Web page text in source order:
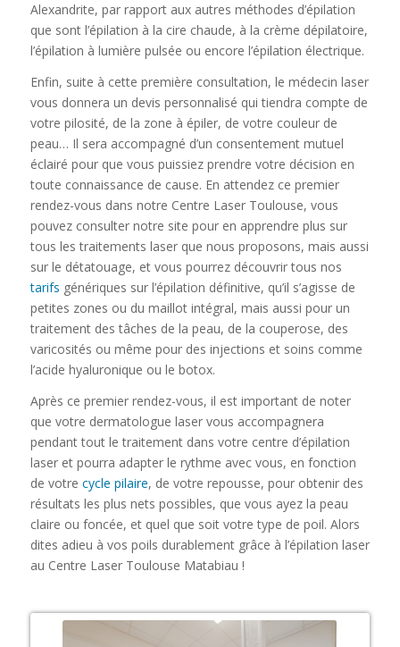
Alexandrite, par rapport aux autres méthodes d’épilation
que sont l’épilation à la cire chaude, à la crème dépilatoire,
l’épilation à lumière pulsée ou encore l’épilation électrique.
Enfin, suite à cette première consultation, le médecin laser
vous donnera un devis personnalisé qui tiendra compte de
votre pilosité, de la zone à épiler, de votre couleur de
peau… Il sera accompagné d’un consentement mutuel
éclairé pour que vous puissiez prendre votre décision en
toute connaissance de cause. En attendez ce premier
rendez-vous dans notre Centre Laser Toulouse, vous
pouvez consulter notre site pour en apprendre plus sur
tous les traitements laser que nous proposons, mais aussi
sur le détatouage, et vous pourrez découvrir tous nos
tarifs génériques sur l’épilation définitive, qu’il s’agisse de
petites zones ou du maillot intégral, mais aussi pour un
traitement des tâches de la peau, de la couperose, des
varicosités ou même pour des injections et soins comme
l’acide hyaluronique ou le botox.
Après ce premier rendez-vous, il est important de noter
que votre dermatologue laser vous accompagnera
pendant tout le traitement dans votre centre d’épilation
laser et pourra adapter le rythme avec vous, en fonction
de votre cycle pilaire, de votre repousse, pour obtenir des
résultats les plus nets possibles, que vous ayez la peau
claire ou foncée, et quel que soit votre type de poil. Alors
dites adieu à vos poils durablement grâce à l’épilation laser
au Centre Laser Toulouse Matabiau !